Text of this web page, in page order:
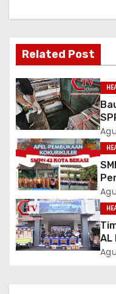
Related Post
AL